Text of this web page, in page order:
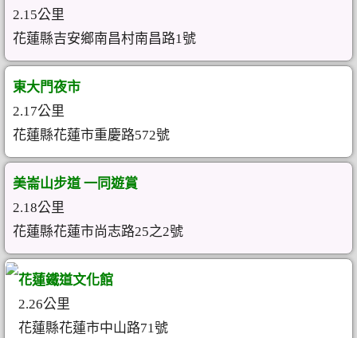
2.15公里
花蓮縣吉安鄉南昌村南昌路1號
東大門夜市
2.17公里
花蓮縣花蓮市重慶路572號
美崙山步道 一同遊賞
2.18公里
花蓮縣花蓮市尚志路25之2號
花蓮鐵道文化館
2.26公里
花蓮縣花蓮市中山路71號